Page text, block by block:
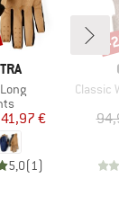
group
réduit
41,97 €
5,0(1)
Article
Classic
-